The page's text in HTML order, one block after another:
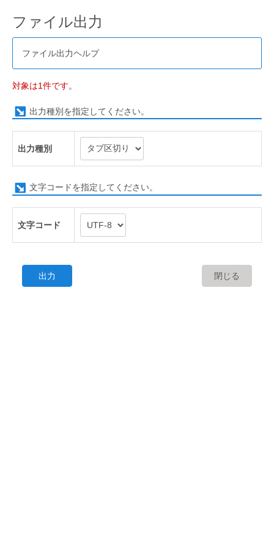
ファイル出力
ファイル出力ヘルプ
対象は1件です。
出力種別を指定してください。
出力種別
文字コードを指定してください。
文字コード